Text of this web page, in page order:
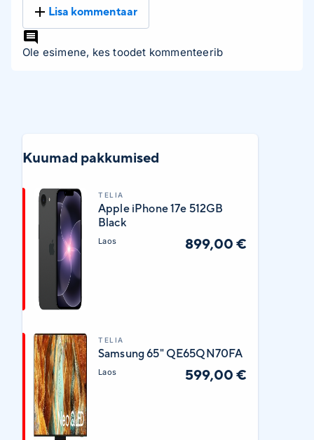
Lisa kommentaar
Ole esimene, kes toodet kommenteerib
Kuumad pakkumised
TELIA
Apple iPhone 17e 512GB
Black
Laos 899,00 €
TELIA
Samsung 65" QE65QN70FA
Laos 599,00 €